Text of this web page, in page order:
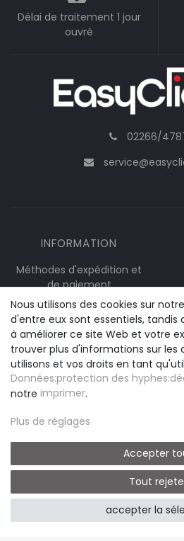
Délai de traitement 1 jour
ouvré
02266/
INFORMATION
Méthodes d'expédition et
de paiement
Contact
Résilier le contrat
Nous utilisons des cookies sur
d'entre eux sont essentiels, tandis
à améliorer ce site Web et votre
trouver plus d'informations sur les
utilisons et vos droits en tant
Données:protection des
notre imprimer.
Plus de réglages
Accepter
Tout
accepter la